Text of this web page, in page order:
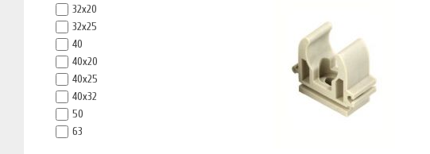
32x20
32x25
40
40x20
40x25
40x32
50
63